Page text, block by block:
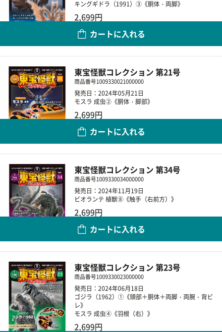
キングギドラ（1991）③《胴体・両脚》
2,699円
カートに入れる
東宝怪獣コレクション 第21号
商品番号1009330021000000
発売日：2024年05月21日
モスラ 成虫②《胴体・脚部》
2,699円
カートに入れる
東宝怪獣コレクション 第34号
商品番号1009330034000000
発売日：2024年11月19日
ビオランテ 植獣⑧《触手（右前方）》
2,699円
カートに入れる
東宝怪獣コレクション 第23号
商品番号1009330023000000
発売日：2024年06月18日
ゴジラ（1962）①《頭部＋胴体＋両脚・両腕・背ビ
レ》
モスラ 成虫④《羽根（右）》
2,699円